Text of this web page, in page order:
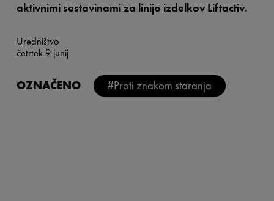
aktivnimi sestavinami za linijo izdelkov Liftactiv.
Uredništvo
četrtek 9 junij
OZNAČENO #Proti znakom staranja